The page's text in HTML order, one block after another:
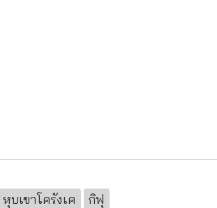
หุบเขาโครังเค
กิฟุ